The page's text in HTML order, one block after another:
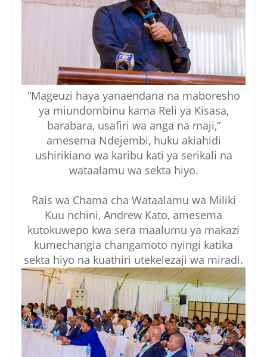
“Mageuzi haya yanaendana na maboresho
ya miundombinu kama Reli ya Kisasa,
barabara, usafiri wa anga na maji,”
amesema Ndejembi, huku akiahidi
ushirikiano wa karibu kati ya serikali na
wataalamu wa sekta hiyo.
Rais wa Chama cha Wataalamu wa Miliki
Kuu nchini, Andrew Kato, amesema
kutokuwepo kwa sera maalumu ya makazi
kumechangia changamoto nyingi katika
sekta hiyo na kuathiri utekelezaji wa miradi.